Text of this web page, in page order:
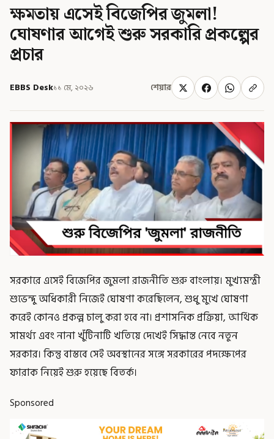
ক্ষমতায় এসেই বিজেপির জুমলা!
ঘোষণার আগেই শুরু সরকারি প্রকল্পের
প্রচার
EBBS Desk১১ মে, ২০২৬ শেয়ার
সরকারে এসেই বিজেপির জুমলা রাজনীতি শুরু বাংলায়। মুখ্যমন্ত্রী
শুভেন্দু অধিকারী নিজেই ঘোষণা করেছিলেন, শুধু মুখে ঘোষণা
করেই কোনও প্রকল্প চালু করা হবে না। প্রশাসনিক প্রক্রিয়া, আর্থিক
সামর্থ্য এবং নানা খুঁটিনাটি খতিয়ে দেখেই সিদ্ধান্ত নেবে নতুন
সরকার। কিন্তু বাস্তবে সেই অবস্থানের সঙ্গে সরকারের পদক্ষেপের
ফারাক নিয়েই শুরু হয়েছে বিতর্ক।
Sponsored